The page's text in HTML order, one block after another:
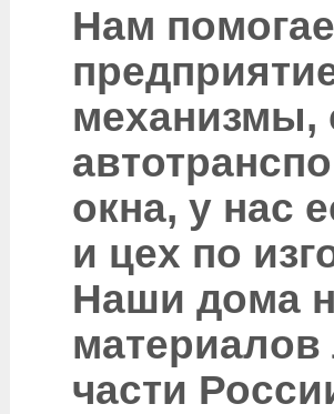
Нам
механизмы,
окна, у нас
и цех по
Наши дома
материалов
части